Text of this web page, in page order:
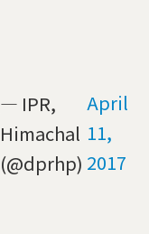
— IPR,
Himachal
(@dprhp)
April
11,
2017